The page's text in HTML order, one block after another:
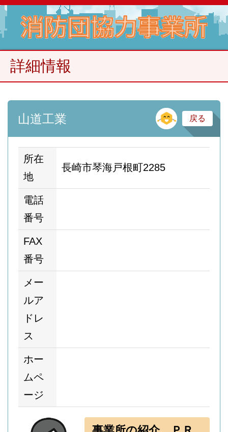
詳細情報
山道工業 そ
戻る
所在
地
長崎市琴海戸根町2285
電話
番号
FAX
番号
メー
ルア
ドレ
ス
ホー
ムペ
ージ